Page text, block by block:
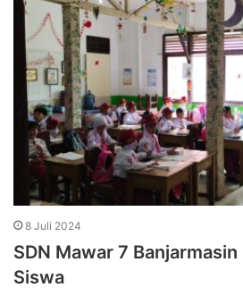
8 Juli 2024
SDN Mawar 7
Siswa